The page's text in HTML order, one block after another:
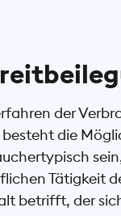
der
besteht die
Tätigkeit
betrifft, der